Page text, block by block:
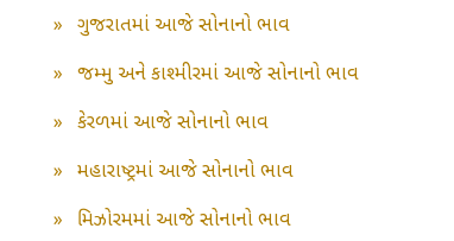
» ગુજરાતમાં આજે સોનાનો ભાવ
» જમ્મુ અને કાશ્મીરમાં આજે સોનાનો ભાવ
» કેરળમાં આજે સોનાનો ભાવ
» મહારાષ્ટ્રમાં આજે સોનાનો ભાવ
» મિઝોરમમાં આજે સોનાનો ભાવ